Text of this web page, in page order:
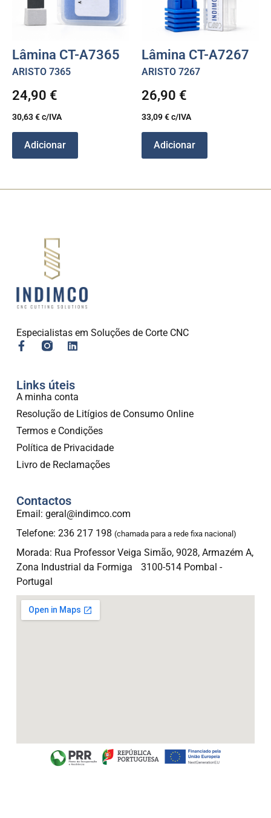
Lâmina CT-A7365
ARISTO 7365
24,90 €
30,63€c/IVA
Adicionar
Lâmina CT-A7267
ARISTO 7267
26,90 €
33,09€c/IVA
Adicionar
Especialistas em Soluções de Corte CNC
Links úteis
A minha conta
Resolução de Litígios de Consumo Online
Termos e Condições
Política de Privacidade
Livro de Reclamações
Contactos
Email: geral@indimco.com
Telefone: 236 217 198 (chamada para a rede fixa nacional)
Morada: Rua Professor Veiga Simão, 9028, Armazém A,
Zona Industrial da Formiga 3100-514 Pombal -
Portugal